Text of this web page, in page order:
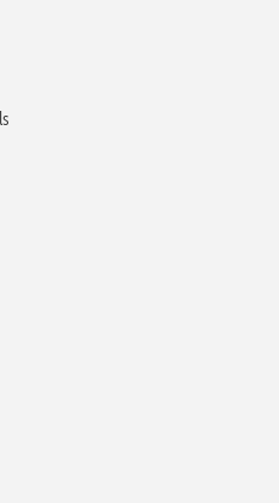
wie vor führende Plug & Play-
von
die Bock mittlerweile für seine
HG-Verdichter vom 2- bis 8-
CO2 und
in vielen
weltweit stoßen sie auf
Anlagen haben eine rapide
CO2-Anlagen
nichthalogenierte
R600a) oder Propan (R290) an
Brennbarkeit wurden größere